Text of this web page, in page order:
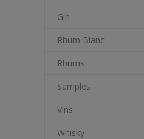
Gin
Rhum Blanc
Rhums
Samples
Vins
Whisky